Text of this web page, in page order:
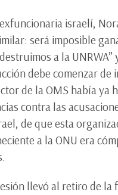
israelí,
será imposible
a la UNRWA”
debe comenzar de
de la OMS había ya
contra las
de que esta
a la ONU era
llevó al retiro de la